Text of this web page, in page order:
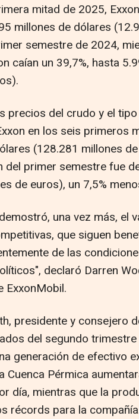
mitad de 2025,
millones de dólares
semestre de 2024,
caían un 39,7%, hasta
precios del crudo y el
en los seis primeros
(128.281 millones
del primer semestre fue
de euros), un 7,5%
una vez más, el
que siguen
de las
declaró Darren
ExxonMobil.
presidente y consejero
del segundo
generación de efectivo
Cuenca Pérmica
día, mientras que la
récords para la